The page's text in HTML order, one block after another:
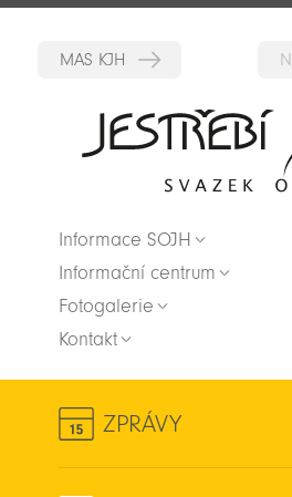
Informace SOJH
Informační centrum
Fotogalerie
Kontakt
ZPRÁVY